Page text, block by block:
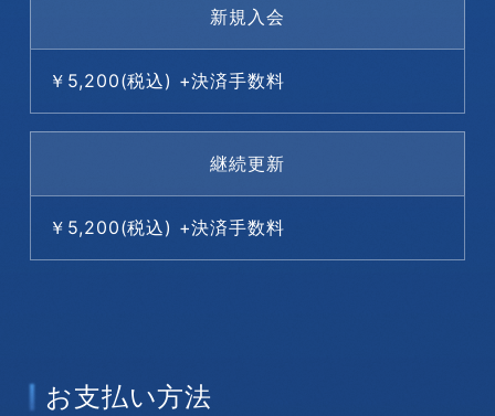
新規入会
￥5,200(税込) +決済手数料
継続更新
￥5,200(税込) +決済手数料
お支払い方法